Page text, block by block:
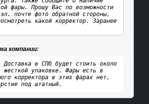
фары. Прошу Вас по возможности
почте фото обратной стороны,
какой корректор. Заранее
компании:
Доставка в СПб будет стоить около
жесткой упаковке. Фары есть в
корректора в этих фарах нет,
под штатный.